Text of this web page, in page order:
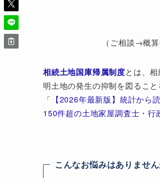
（ご相談→概
相続土地国庫帰属制度とは、
明土地の発生の抑制を図るこ
「 【2026年最新版】統計から
150件超の土地家屋調査士・行
こんなお悩みはありません